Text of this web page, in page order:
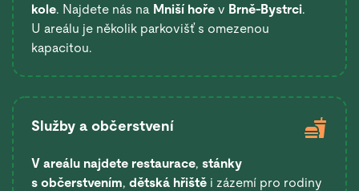
kole. Najdete nás na Mniší hoře v Brně-Bystrci.
U areálu je několik parkovišť s omezenou
kapacitou.
Služby a občerstvení
V areálu najdete restaurace, stánky
s občerstvením, dětská hřiště i zázemí pro rodiny